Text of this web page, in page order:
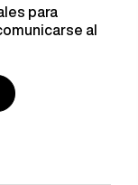
para
al